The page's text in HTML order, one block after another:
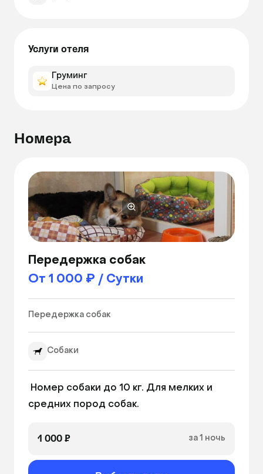
Услуги отеля
Груминг
Цена по запросу
Номера
Передержка собак
От 1 000 ₽ / Сутки
Передержка собак
Собаки
средних пород собак.
1 000 ₽ за 1 ночь